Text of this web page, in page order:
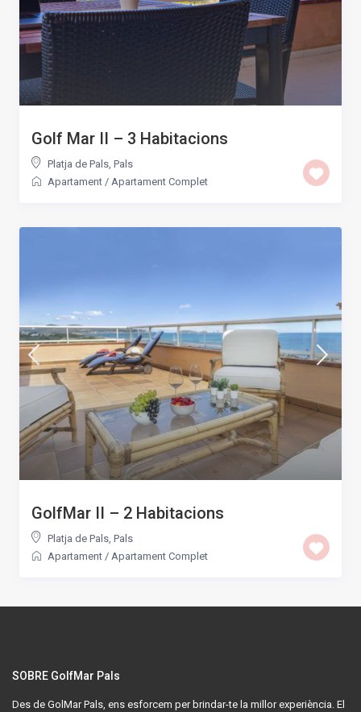
Golf Mar II – 3 Habitacions
Platja de Pals, Pals
Apartament / Apartament Complet
GolfMar II – 2 Habitacions
Platja de Pals, Pals
Apartament / Apartament Complet
SOBRE GolfMar Pals
Des de GolMar Pals, ens esforcem per brindar-te la millor experiència. El